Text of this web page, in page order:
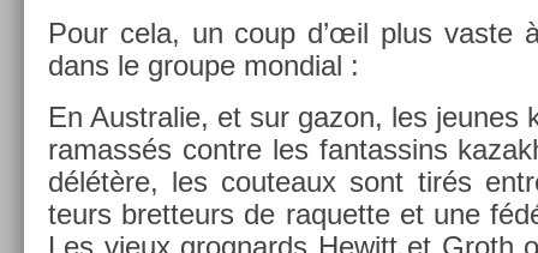
Pour cela, un coup d’œil plus vaste
dans le groupe mon­di­al :
En Australie, et sur gazon, les jeunes
ramassés con­tre les fan­tassins
délétère, les co­uteaux sont tirés
teurs bret­teurs de raquet­te et une
Les vieux grog­nards Hewitt et Groth